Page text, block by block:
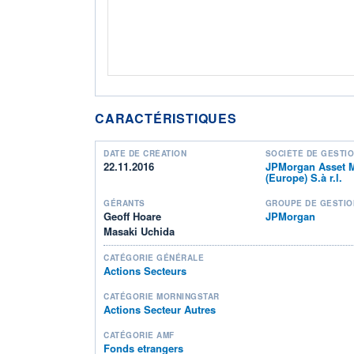
CARACTÉRISTIQUES
DATE DE CRÉATION
22.11.2016
SOCIÉTÉ DE
JPMorgan Asset
(Europe) S.à r.l.
GÉRANTS
Geoff Hoare
Masaki Uchida
GROUPE DE
JPMorgan
CATÉGORIE GÉNÉRALE
Actions Secteurs
CATÉGORIE MORNINGSTAR
Actions Secteur Autres
CATÉGORIE AMF
Fonds etrangers